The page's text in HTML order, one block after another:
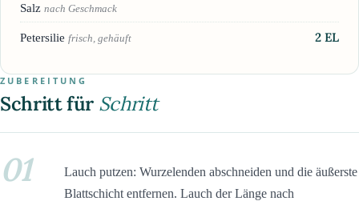
Salz nach Geschmack
Petersilie frisch, gehäuft 2 EL
ZUBEREITUNG
Schritt für Schritt
01
Lauch putzen: Wurzelenden abschneiden und die äußerste
Blattschicht entfernen. Lauch der Länge nach